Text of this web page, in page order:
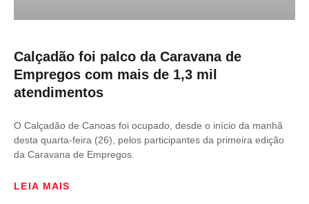
Calçadão foi palco da Caravana de
Empregos com mais de 1,3 mil
atendimentos
O Calçadão de Canoas foi ocupado, desde o início da manhã
desta quarta-feira (26), pelos participantes da primeira edição
da Caravana de Empregos.
LEIA MAIS